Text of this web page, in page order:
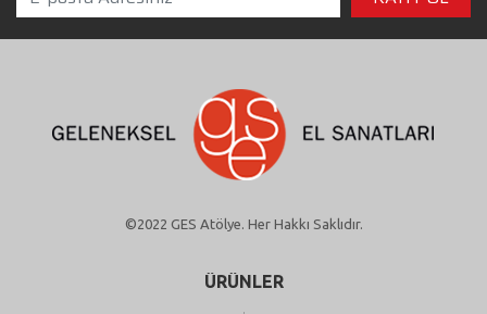
©2022 GES Atölye. Her Hakkı Saklıdır.
ÜRÜNLER